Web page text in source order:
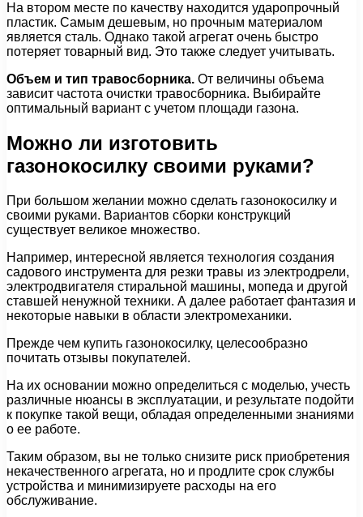
На втором месте по качеству находится ударопрочный
пластик. Самым дешевым, но прочным материалом
является сталь. Однако такой агрегат очень быстро
потеряет товарный вид. Это также следует учитывать.
Объем и тип травосборника. От величины объема
зависит частота очистки травосборника. Выбирайте
оптимальный вариант с учетом площади газона.
Можно ли изготовить
газонокосилку своими руками?
При большом желании можно сделать газонокосилку и
своими руками. Вариантов сборки конструкций
существует великое множество.
Например, интересной является технология создания
садового инструмента для резки травы из электродрели,
электродвигателя стиральной машины, мопеда и другой
ставшей ненужной техники. А далее работает фантазия и
некоторые навыки в области электромеханики.
Прежде чем купить газонокосилку, целесообразно
почитать отзывы покупателей.
На их основании можно определиться с моделью, учесть
различные нюансы в эксплуатации, и результате подойти
к покупке такой вещи, обладая определенными знаниями
о ее работе.
Таким образом, вы не только снизите риск приобретения
некачественного агрегата, но и продлите срок службы
устройства и минимизируете расходы на его
обслуживание.